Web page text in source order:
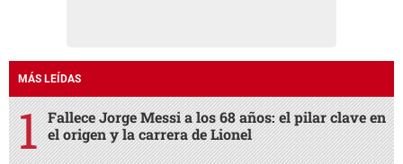
MÁS LEÍDAS
Fallece Jorge Messi a los 68 años: el pilar clave en
el origen y la carrera de Lionel